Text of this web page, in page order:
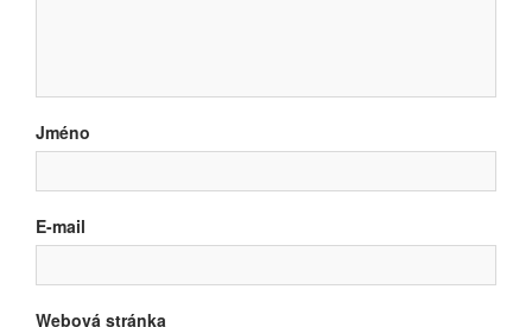
Jméno
E-mail
Webová stránka